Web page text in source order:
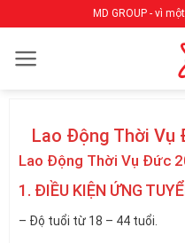
qua
nội
MD GROUP - vì
Lao Động Thời Vụ
Lao Động Thời Vụ Đức
1. ĐIỀU KIỆN ỨNG
– Độ tuổi từ 18 – 44 tuổi.